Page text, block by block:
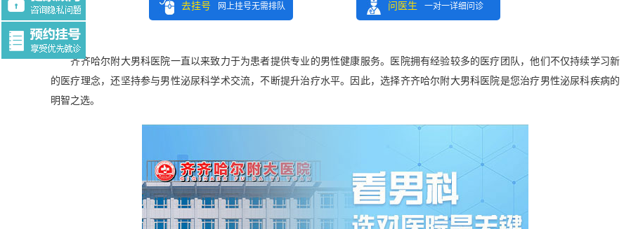
去挂号 网上挂号无需排队 问医生 一对一详细问诊
Tag:$tag
齐齐哈尔附大男科医院一直以来致力于为患者提供专业的男性健康服务。医院拥有经验较多的医疗团队，他们不仅持续学习新
的医疗理念，还坚持参与男性泌尿科学术交流，不断提升治疗水平。因此，选择齐齐哈尔附大男科医院是您治疗男性泌尿科疾病的
明智之选。